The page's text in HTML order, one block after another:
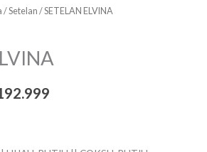
/Setelan / SETELAN ELVINA